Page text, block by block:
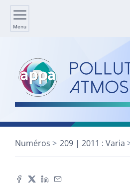
Menu
Numéros 209 | 2011 : Varia